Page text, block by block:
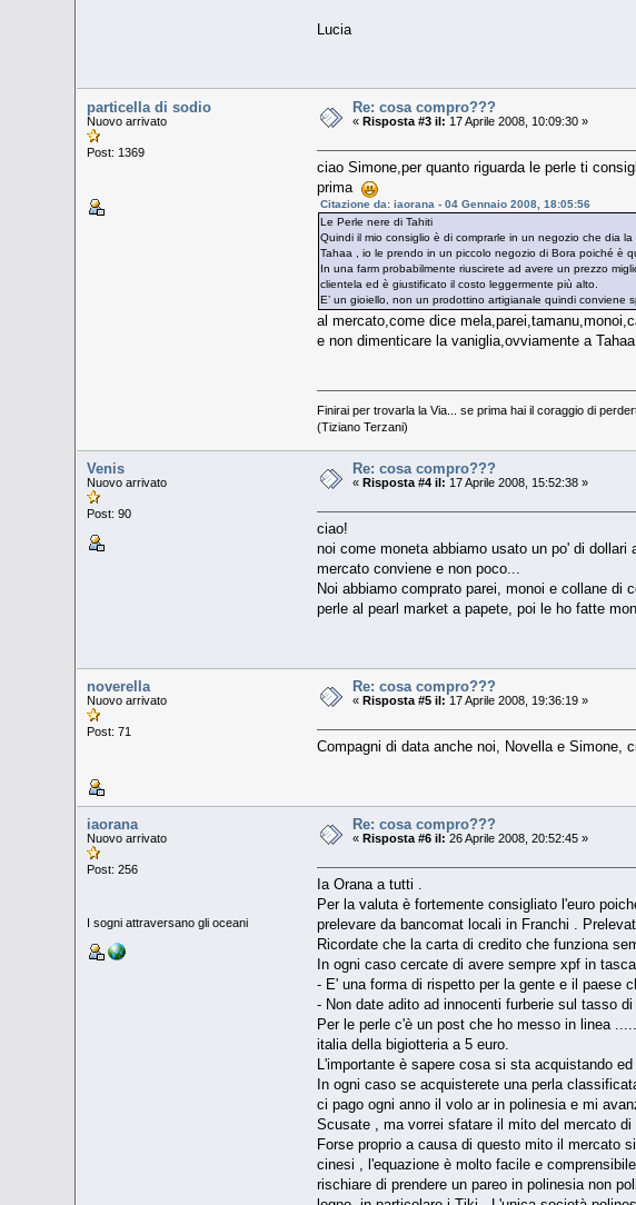
Lucia
particella di sodio
Nuovo arrivato
Post: 1369
Re: cosa compro???
«Risposta #3 il: 17 Aprile 2008, 10:09:30 »
ciao Simone,per quanto riguarda le perle ti
prima
Citazione da: iaorana - 04 Gennaio 2008, 18:05:56
Le Perle nere di Tahiti
Quindi il mio consiglio è di comprarle in un negozio che dia
Tahaa , io le prendo in un piccolo negozio di Bora poiché è
In una farm probabilmente riuscirete ad avere un prezzo
clientela ed è giustificato il costo leggermente più alto.
E’ un gioiello, non un prodottino artigianale quindi conviene
al mercato,come dice
e non dimenticare la vaniglia,ovviamente a Tahaa
Finirai per trovarla la Via... se prima hai il coraggio di
(Tiziano Terzani)
Venis
Nuovo arrivato
Post: 90
Re: cosa compro???
«Risposta #4 il: 17 Aprile 2008, 15:52:38 »
ciao!
noi come moneta abbiamo usato un po' di
mercato conviene e non poco...
Noi abbiamo comprato parei, monoi e collane di
perle al pearl market a papete, poi le ho fatte
noverella
Nuovo arrivato
Post: 71
Re: cosa compro???
«Risposta #5 il: 17 Aprile 2008, 19:36:19 »
Compagni di data anche noi, Novella e Simone,
iaorana
Nuovo arrivato
Post: 256
I sogni attraversano gli oceani
Re: cosa compro???
«Risposta #6 il: 26 Aprile 2008, 20:52:45 »
Ia Orana a tutti .
Per la valuta è fortemente consigliato l'euro
prelevare da bancomat locali in Franchi .
Ricordate che la carta di credito che funziona
In ogni caso cercate di avere sempre xpf in
- E' una forma di rispetto per la gente e il paese
- Non date adito ad innocenti furberie sul tasso di
Per le perle c'è un post che ho messo in linea
italia della bigiotteria a 5 euro.
L'importante è sapere cosa si sta acquistando
In ogni caso se acquisterete una perla
ci pago ogni anno il volo ar in polinesia e mi
Scusate , ma vorrei sfatare il mito del mercato di
Forse proprio a causa di questo mito il mercato
cinesi , l'equazione è molto facile e
rischiare di prendere un pareo in polinesia non